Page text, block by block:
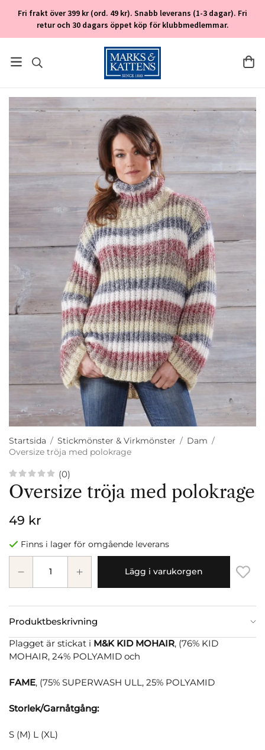
Fri frakt över 399 kr (ord. 49 kr). Snabb leverans (1-3 dagar). Fri
retur och 30 dagars öppet köp för klubbmedlemmar.
Startsida / Stickmönster & Virkmönster / Dam /
Oversize tröja med polokrage
(0)
Oversize tröja med polokrage
49 kr
Finns i lager för omgående leverans
Lägg i varukorgen
Produktbeskrivning
Plagget är stickat i M&K KID MOHAIR, (76% KID
MOHAIR, 24% POLYAMID och
FAME, (75% SUPERWASH ULL, 25% POLYAMID
Storlek/Garnåtgång:
S (M) L (XL)